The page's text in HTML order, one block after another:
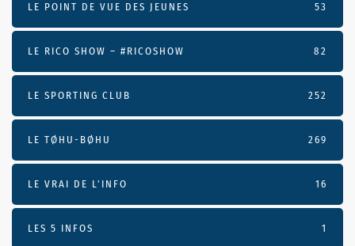
LE POINT DE VUE DES JEUNES 53
LE RICO SHOW – #RICOSHOW 82
LE SPORTING CLUB 252
LE TØHU-BØHU 269
LE VRAI DE L’INFO 16
LES 5 INFOS 1